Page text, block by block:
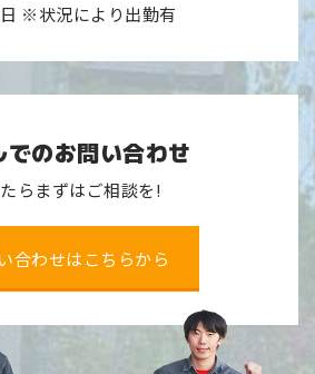
※状況により出勤有
でのお問い合わせ
らまずはご相談を!
合わせはこちらから